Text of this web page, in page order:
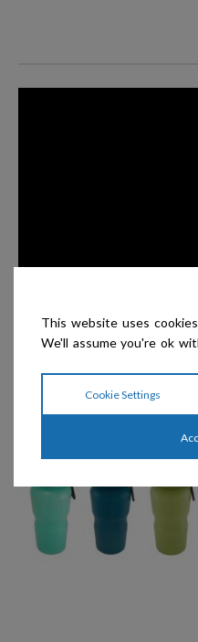
This website uses
We'll assume you're ok
Cookie Settings